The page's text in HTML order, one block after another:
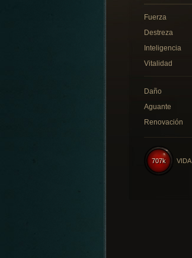
Fuerza
Destreza
Inteligencia
Vitalidad
Daño
Aguante
Renovación
707k VIDA